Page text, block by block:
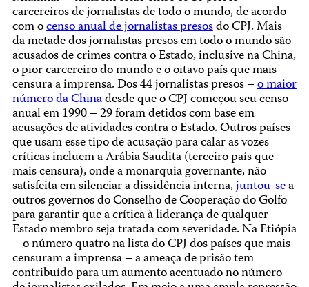
carcereiros de jornalistas de todo o mundo, de acordo
com ocenso anual de jornalistas presosdo CPJ. Mais
da metade dos jornalistas presos em todo o mundo são
acusados de crimes contra o Estado, inclusive na China,
o pior carcereiro do mundo e o oitavo país que mais
censura a imprensa. Dos 44 jornalistas presos –o maior
número da Chinadesde que o CPJ começou seu censo
anual em 1990 – 29 foram detidos com base em
acusações de atividades contra o Estado. Outros países
que usam esse tipo de acusação para calar as vozes
críticas incluem a Arábia Saudita (terceiro país que
mais censura), onde a monarquia governante, não
satisfeita em silenciar a dissidência interna,juntou-sea
outros governos do Conselho de Cooperação do Golfo
para garantir que a crítica à liderança de qualquer
Estado membro seja tratada com severidade. Na Etiópia
– o número quatro na lista do CPJ dos países que mais
censuram a imprensa – a ameaça de prisão tem
contribuído para um aumento acentuado no número